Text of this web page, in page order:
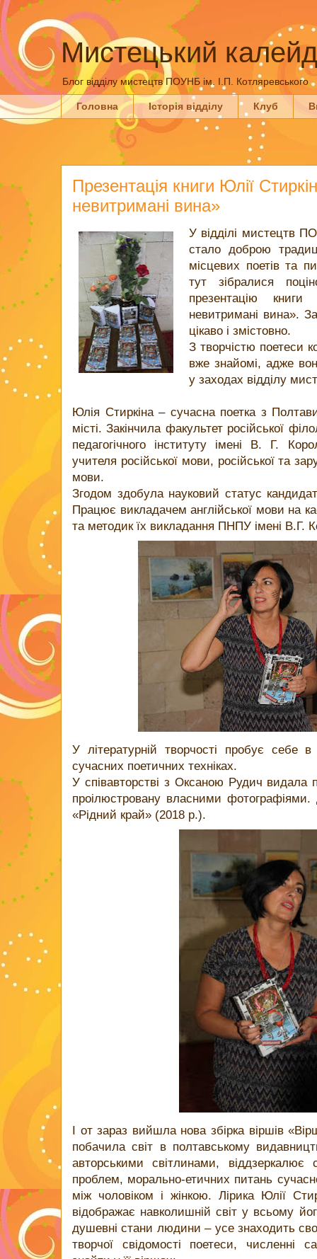
Мистецький
Блог відділу мистецтв ПОУНБ ім. І.П. Котляревського
Головна Історія відділу Клуб
Презентація книги Юлії
невитримані вина»
У відділі мистецтв
стало доброю
місцевих поетів та
тут зібралися
презентацію книги
невитримані вина».
цікаво і змістовно.
З творчістю поетеси
вже знайомі, адже
у заходах відділу
Юлія Стиркіна – сучасна поетка з
місті. Закінчила факультет російської
педагогічного інституту імені В. Г.
учителя російської мови, російської та
мови.
Згодом здобула науковий статус
Працює викладачем англійської мови на
та методик їх викладання ПНПУ імені В.Г.
У літературній творчості пробує себе
сучасних поетичних техніках.
У співавторстві з Оксаною Рудич видала
проілюстровану власними
«Рідний край» (2018 р.).
І от зараз вийшла нова збірка віршів
побачила світ в полтавському
авторськими світлинами, віддзеркалює
проблем, морально-етичних питань
між чоловіком і жінкою. Лірика Юлії
відображає навколишній світ у всьому
душевні стани людини – усе знаходить
творчої свідомості поетеси, численні